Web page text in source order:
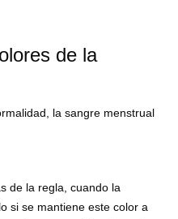
de la
la sangre menstrual
de la regla, cuando la
si se mantiene este color a